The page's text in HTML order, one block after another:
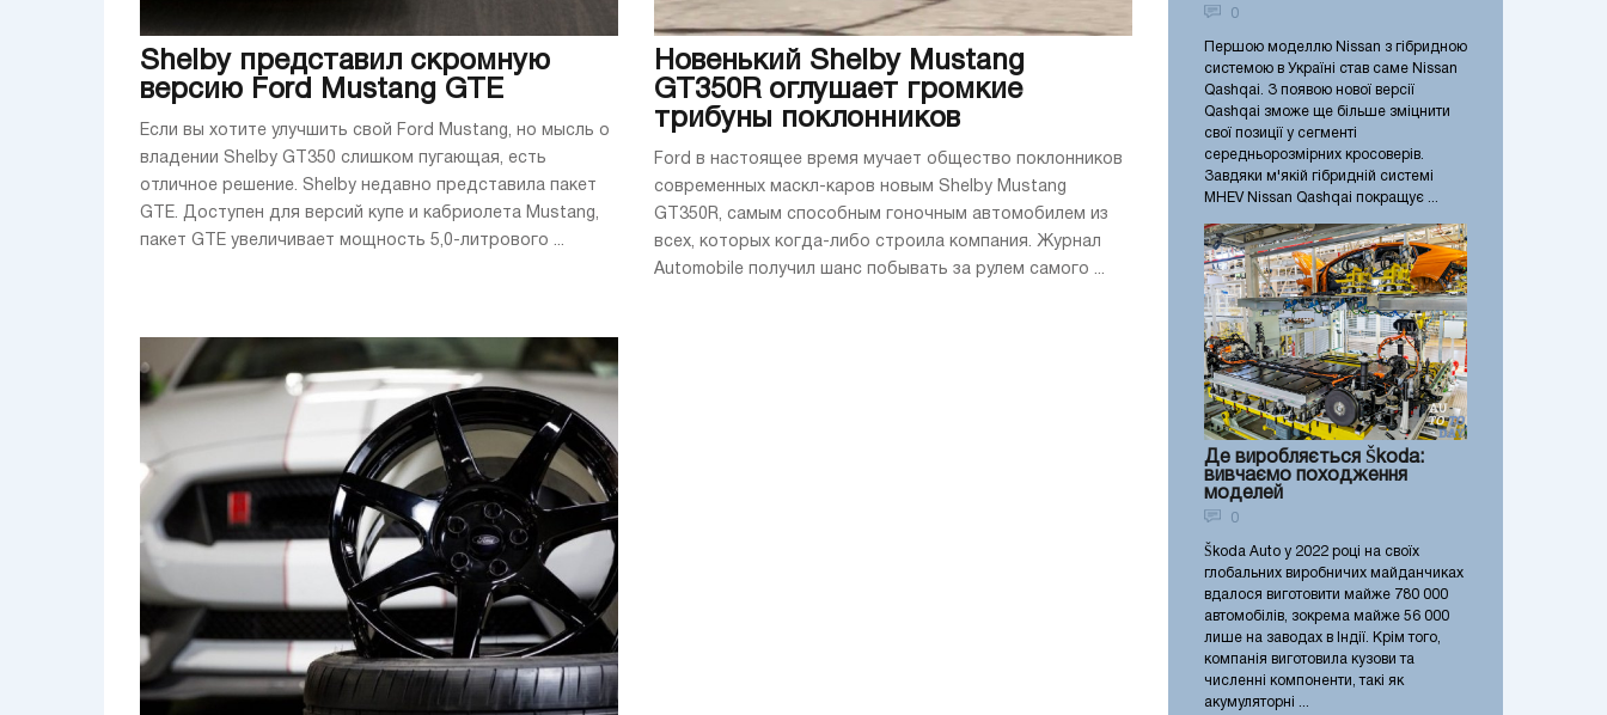
Shelby представил скромную
версию Ford Mustang GTE
Если вы хотите улучшить свой Ford Mustang, но мысль о
владении Shelby GT350 слишком пугающая, есть
отличное решение. Shelby недавно представила пакет
GTE. Доступен для версий купе и кабриолета Mustang,
пакет GTE увеличивает мощность 5,0-литрового ...
Новенький Shelby Mustang
GT350R оглушает громкие
трибуны поклонников
Ford в настоящее время мучает общество поклонников
современных маскл-каров новым Shelby Mustang
GT350R, самым способным гоночным автомобилем из
всех, которых когда-либо строила компания. Журнал
Automobile получил шанс побывать за рулем самого ...
0
Першою моделлю Nissan з гібридною
системою в Україні став саме Nissan
Qashqai. З появою нової версії
Qashqai зможе ще більше зміцнити
свої позиції у сегменті
середньорозмірних кросоверів.
Завдяки м'якій гібридній системі
MHEV Nissan Qashqai покращує ...
Де виробляється Škoda:
вивчаємо походження
моделей
0
Škoda Auto у 2022 році на своїх
глобальних виробничих майданчиках
вдалося виготовити майже 780 000
автомобілів, зокрема майже 56 000
лише на заводах в Індії. Крім того,
компанія виготовила кузови та
численні компоненти, такі як
акумуляторні ...